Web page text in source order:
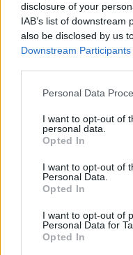
disclosure of your
IAB’s list of
also be disclosed by us
Downstream Participants
Personal Data
I want to opt-out of
personal data.
Opted In
I want to opt-out of
Personal Data.
Opted In
I want to opt-out of
Personal Data for
Opted In
Festival Internacional de
O XXVIII Festival
8 Agosto, 2026 - 11:00